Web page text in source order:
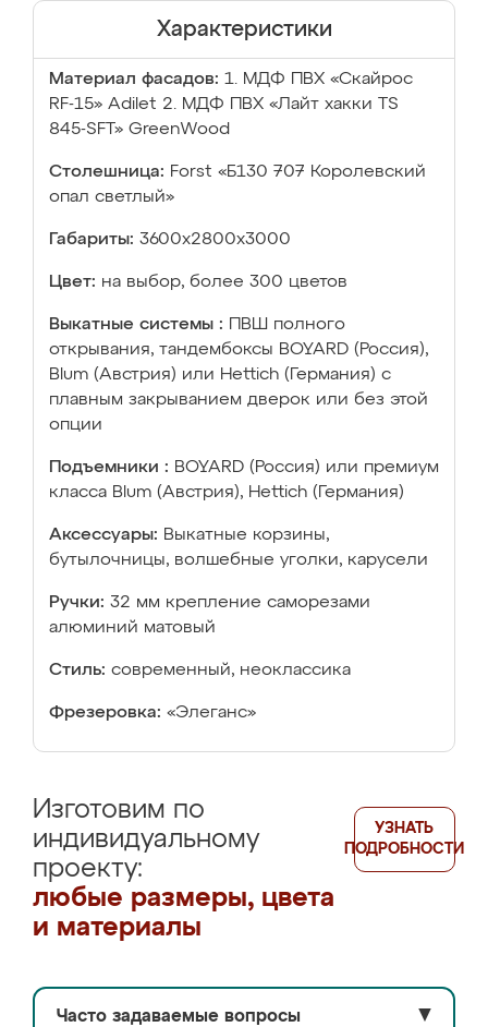
Характеристики
Материал фасадов: 1. МДФ ПВХ «Скайрос
RF-15» Adilet 2. МДФ ПВХ «Лайт хакки TS
845-SFT» GreenWood
Столешница: Forst «Б130 707 Королевский
опал светлый»
Габариты: 3600х2800х3000
Цвет: на выбор, более 300 цветов
Выкатные системы :
ПВШ полного
открывания, тандембоксы BOYARD (Россия),
Blum (Австрия) или Hettich (Германия) с
плавным закрыванием дверок или без этой
опции
Подъемники : BOYARD (Россия) или премиум
класса Blum (Австрия), Hettich (Германия)
Аксессуары: Выкатные корзины,
бутылочницы, волшебные уголки, карусели
Ручки: 32 мм крепление саморезами
алюминий матовый
Стиль: современный, неоклассика
Фрезеровка: «Элеганс»
Изготовим по
индивидуальному
проекту:
любые размеры, цвета
и материалы
УЗНАТЬ
ПОДРОБНОСТИ
Часто задаваемые вопросы ▼